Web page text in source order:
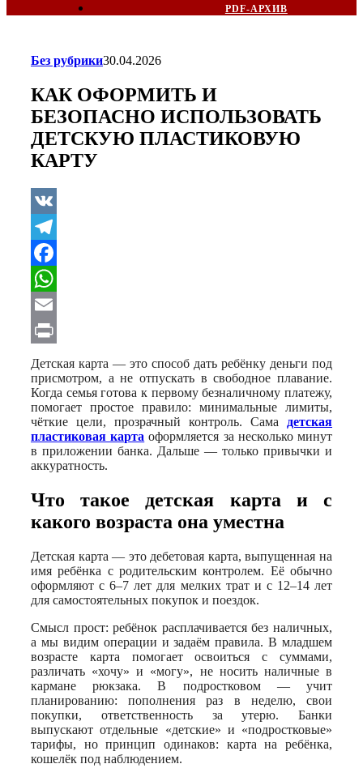
PDF-АРХИВ
Без рубрики30.04.2026
КАК ОФОРМИТЬ И
БЕЗОПАСНО ИСПОЛЬЗОВАТЬ
ДЕТСКУЮ ПЛАСТИКОВУЮ
КАРТУ
VK
Telegram
Facebook
WhatsApp
Email
Print
Детская карта — это способ дать ребёнку деньги под
присмотром, а не отпускать в свободное плавание.
Когда семья готова к первому безналичному платежу,
помогает простое правило: минимальные лимиты,
чёткие цели, прозрачный контроль. Сама детская
пластиковая карта оформляется за несколько минут
в приложении банка. Дальше — только привычки и
аккуратность.
Что такое детская карта и с
какого возраста она уместна
Детская карта — это дебетовая карта, выпущенная на
имя ребёнка с родительским контролем. Её обычно
оформляют с 6–7 лет для мелких трат и с 12–14 лет
для самостоятельных покупок и поездок.
Смысл прост: ребёнок расплачивается без наличных,
а мы видим операции и задаём правила. В младшем
возрасте карта помогает освоиться с суммами,
различать «хочу» и «могу», не носить наличные в
кармане рюкзака. В подростковом — учит
планированию: пополнения раз в неделю, свои
покупки, ответственность за утерю. Банки
выпускают отдельные «детские» и «подростковые»
тарифы, но принцип одинаков: карта на ребёнка,
кошелёк под наблюдением.